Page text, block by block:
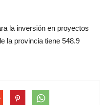
la inversión en proyectos
la provincia tiene 548.9